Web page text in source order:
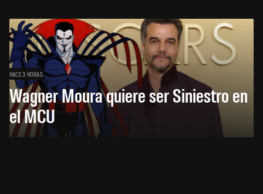
HACE 3 HORAS
Wagner Moura quiere ser Siniestro en
el MCU